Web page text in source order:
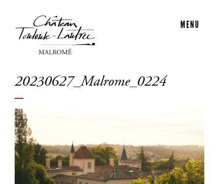
MENU
20230627_Malrome_0224